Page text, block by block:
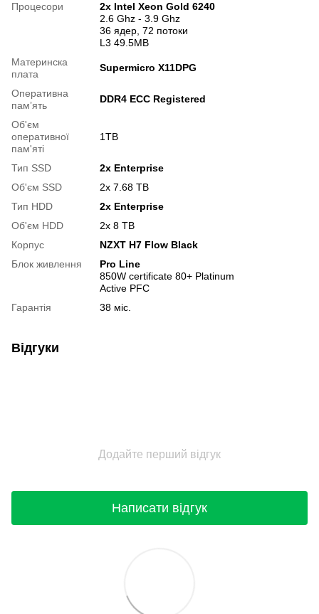
Процесори
2x Intel Xeon Gold 6240
2.6 Ghz - 3.9 Ghz
36 ядер, 72 потоки
L3 49.5MB
Материнска
плата
Supermicro X11DPG
Оперативна
памʼять
DDR4 ECC Registered
Об'єм
оперативної
пам'яті
1TB
Тип SSD
2x Enterprise
Об'єм SSD
2х 7.68 TB
Тип HDD
2x Enterprise
Об'єм HDD
2х 8 TB
Корпус
NZXT H7 Flow Black
Блок живлення
Pro Line
850W certificate 80+ Platinum
Active PFC
Гарантія
38 міс.
Відгуки
Додайте перший відгук
Написати відгук